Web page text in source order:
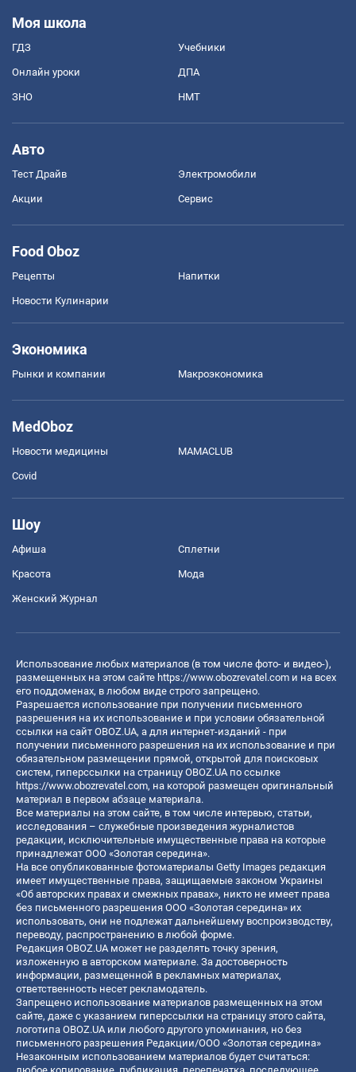
Моя школа
ГДЗ Учебники
Онлайн уроки ДПА
ЗНО НМТ
Авто
Тест Драйв Электромобили
Акции Сервис
Food Oboz
Рецепты Напитки
Новости Кулинарии
Экономика
Рынки и компании Mакроэкономика
MedOboz
Новости медицины MAMACLUB
Covid
Шоу
Афиша Сплетни
Красота Мода
Женский Журнал
Использование любых материалов (в том числе фото- и видео-),
размещенных на этом сайте https://www.obozrevatel.com и на всех
его поддоменах, в любом виде строго запрещено.
Разрешается использование при получении письменного
разрешения на их использование и при условии обязательной
ссылки на сайт OBOZ.UA, а для интернет-изданий - при
получении письменного разрешения на их использование и при
обязательном размещении прямой, открытой для поисковых
систем, гиперссылки на страницу OBOZ.UA по ссылке
https://www.obozrevatel.com, на которой размещен оригинальный
материал в первом абзаце материала.
Все материалы на этом сайте, в том числе интервью, статьи,
исследования – служебные произведения журналистов
редакции, исключительные имущественные права на которые
принадлежат ООО «Золотая середина».
На все опубликованные фотоматериалы Getty Images редакция
имеет имущественные права, защищаемые законом Украины
«Об авторских правах и смежных правах», никто не имеет права
без письменного разрешения ООО «Золотая середина» их
использовать, они не подлежат дальнейшему воспроизводству,
переводу, распространению в любой форме.
Редакция OBOZ.UA может не разделять точку зрения,
изложенную в авторском материале. За достоверность
информации, размещенной в рекламных материалах,
ответственность несет рекламодатель.
Запрещено использование материалов размещенных на этом
сайте, даже с указанием гиперссылки на страницу этого сайта,
логотипа OBOZ.UA или любого другого упоминания, но без
письменного разрешения Редакции/ООО «Золотая середина»
Незаконным использованием материалов будет считаться: